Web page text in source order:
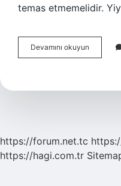
temas etmemelidir.
Devamını okuyun
Yağlanır
https://forum.net.tc
https://hagi.com.tr